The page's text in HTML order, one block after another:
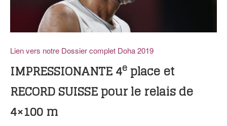
Lien vers notre Dossier complet Doha 2019
IMPRESSIONANTE 4e place et
RECORD SUISSE pour le relais de
4×100 m